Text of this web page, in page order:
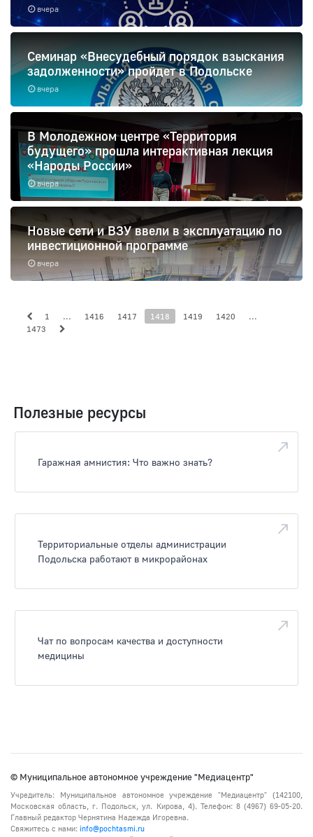
вчера
вчера
Семинар «Внесудебный порядок взыскания
задолженности» пройдет в Подольске
вчера
В Молодежном центре «Территория
будущего» прошла интерактивная лекция
«Народы России»
вчера
Новые сети и ВЗУ ввели в эксплуатацию по
инвестиционной программе
1 ... 1416 1417 1418 1419 1420
...
1473
Полезные ресурсы
Гаражная амнистия: Что важно знать?
Территориальные отделы администрации
Подольска работают в микрорайонах
Чат по вопросам качества и доступности
медицины
© Муниципальное автономное учреждение "Медиацентр"
Учредитель: Муниципальное автономное учреждение "Медиацентр" (142100,
Московская область, г. Подольск, ул. Кирова, 4). Телефон: 8 (4967) 69-05-20.
Главный редактор Чернятина Надежда Игоревна.
Свяжитесь с нами: info@pochtasmi.ru